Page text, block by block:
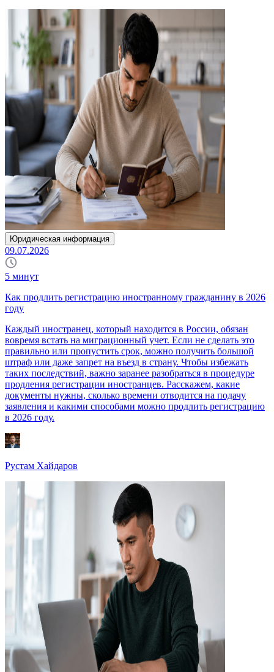
Юридическая информация
09.07.2026
5 минут
Как продлить регистрацию иностранному гражданину в 2026
году
Каждый иностранец, который находится в России, обязан
вовремя встать на миграционный учет. Если не сделать это
правильно или пропустить срок, можно получить большой
штраф или даже запрет на въезд в страну. Чтобы избежать
таких последствий, важно заранее разобраться в процедуре
продления регистрации иностранцев. Расскажем, какие
документы нужны, сколько времени отводится на подачу
заявления и какими способами можно продлить регистрацию
в 2026 году.
Рустам Хайдаров